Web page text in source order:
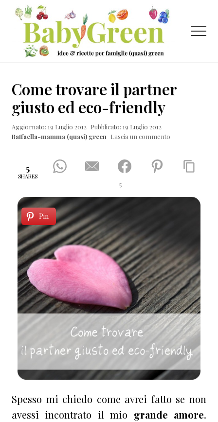
Menu
Passa
contenuto
principale
Passa
laterale
primaria
Passa
ricette
per
famiglie
Menu
Come trovare il partner
giusto ed eco-friendly
Aggiornato: 19 Luglio 2012 Pubblicato: 19 Luglio 2012
Raffaella-mamma (quasi) green Lascia un commento
5
SHARES
5
Pin
Spesso mi chiedo come avrei fatto se non
avessi incontrato il mio grande amore.